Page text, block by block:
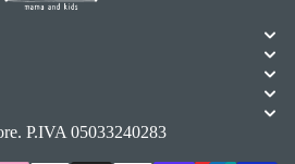
P.IVA 05033240283